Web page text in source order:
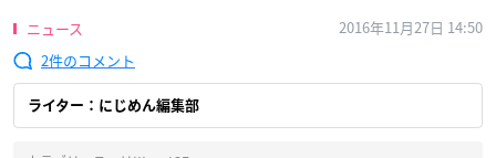
ニュース
2016年11月27日 14:50
2
ライター：にじめん編集部